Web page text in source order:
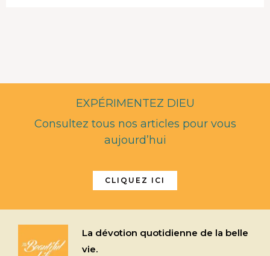
EXPÉRIMENTEZ DIEU
Consultez tous nos articles pour vous
aujourd’hui
CLIQUEZ ICI
La dévotion quotidienne de la belle
vie.